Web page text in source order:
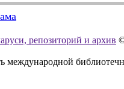
репозиторий и архив
международной